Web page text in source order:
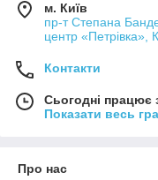
м. Київ
пр-т Степана
центр «Петрівка»,
Контакти
Сьогодні працює
Показати весь
Про нас